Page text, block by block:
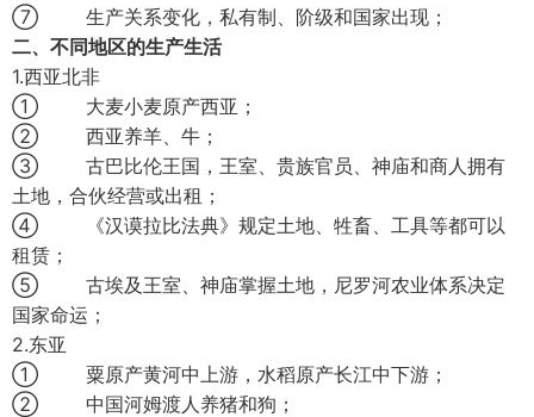
⑦ 生产关系变化，私有制、阶级和国家出现；
二、不同地区的生产生活
1.西亚北非
① 大麦小麦原产西亚；
② 西亚养羊、牛；
③ 古巴比伦王国，王室、贵族官员、神庙和商人拥有
土地，合伙经营或出租；
④ 《汉谟拉比法典》规定土地、牲畜、工具等都可以
租赁；
⑤ 古埃及王室、神庙掌握土地，尼罗河农业体系决定
国家命运；
2.东亚
① 粟原产黄河中上游，水稻原产长江中下游；
② 中国河姆渡人养猪和狗；